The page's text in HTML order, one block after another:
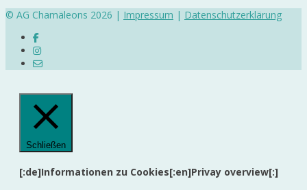
© AG Chamäleons 2026 | Impressum | Datenschutzerklärung
Schließen
[:de]Informationen zu Cookies[:en]Privay overview[:]